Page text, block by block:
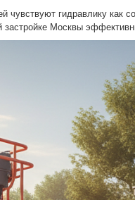
чувствуют гидравлику как
Москвы